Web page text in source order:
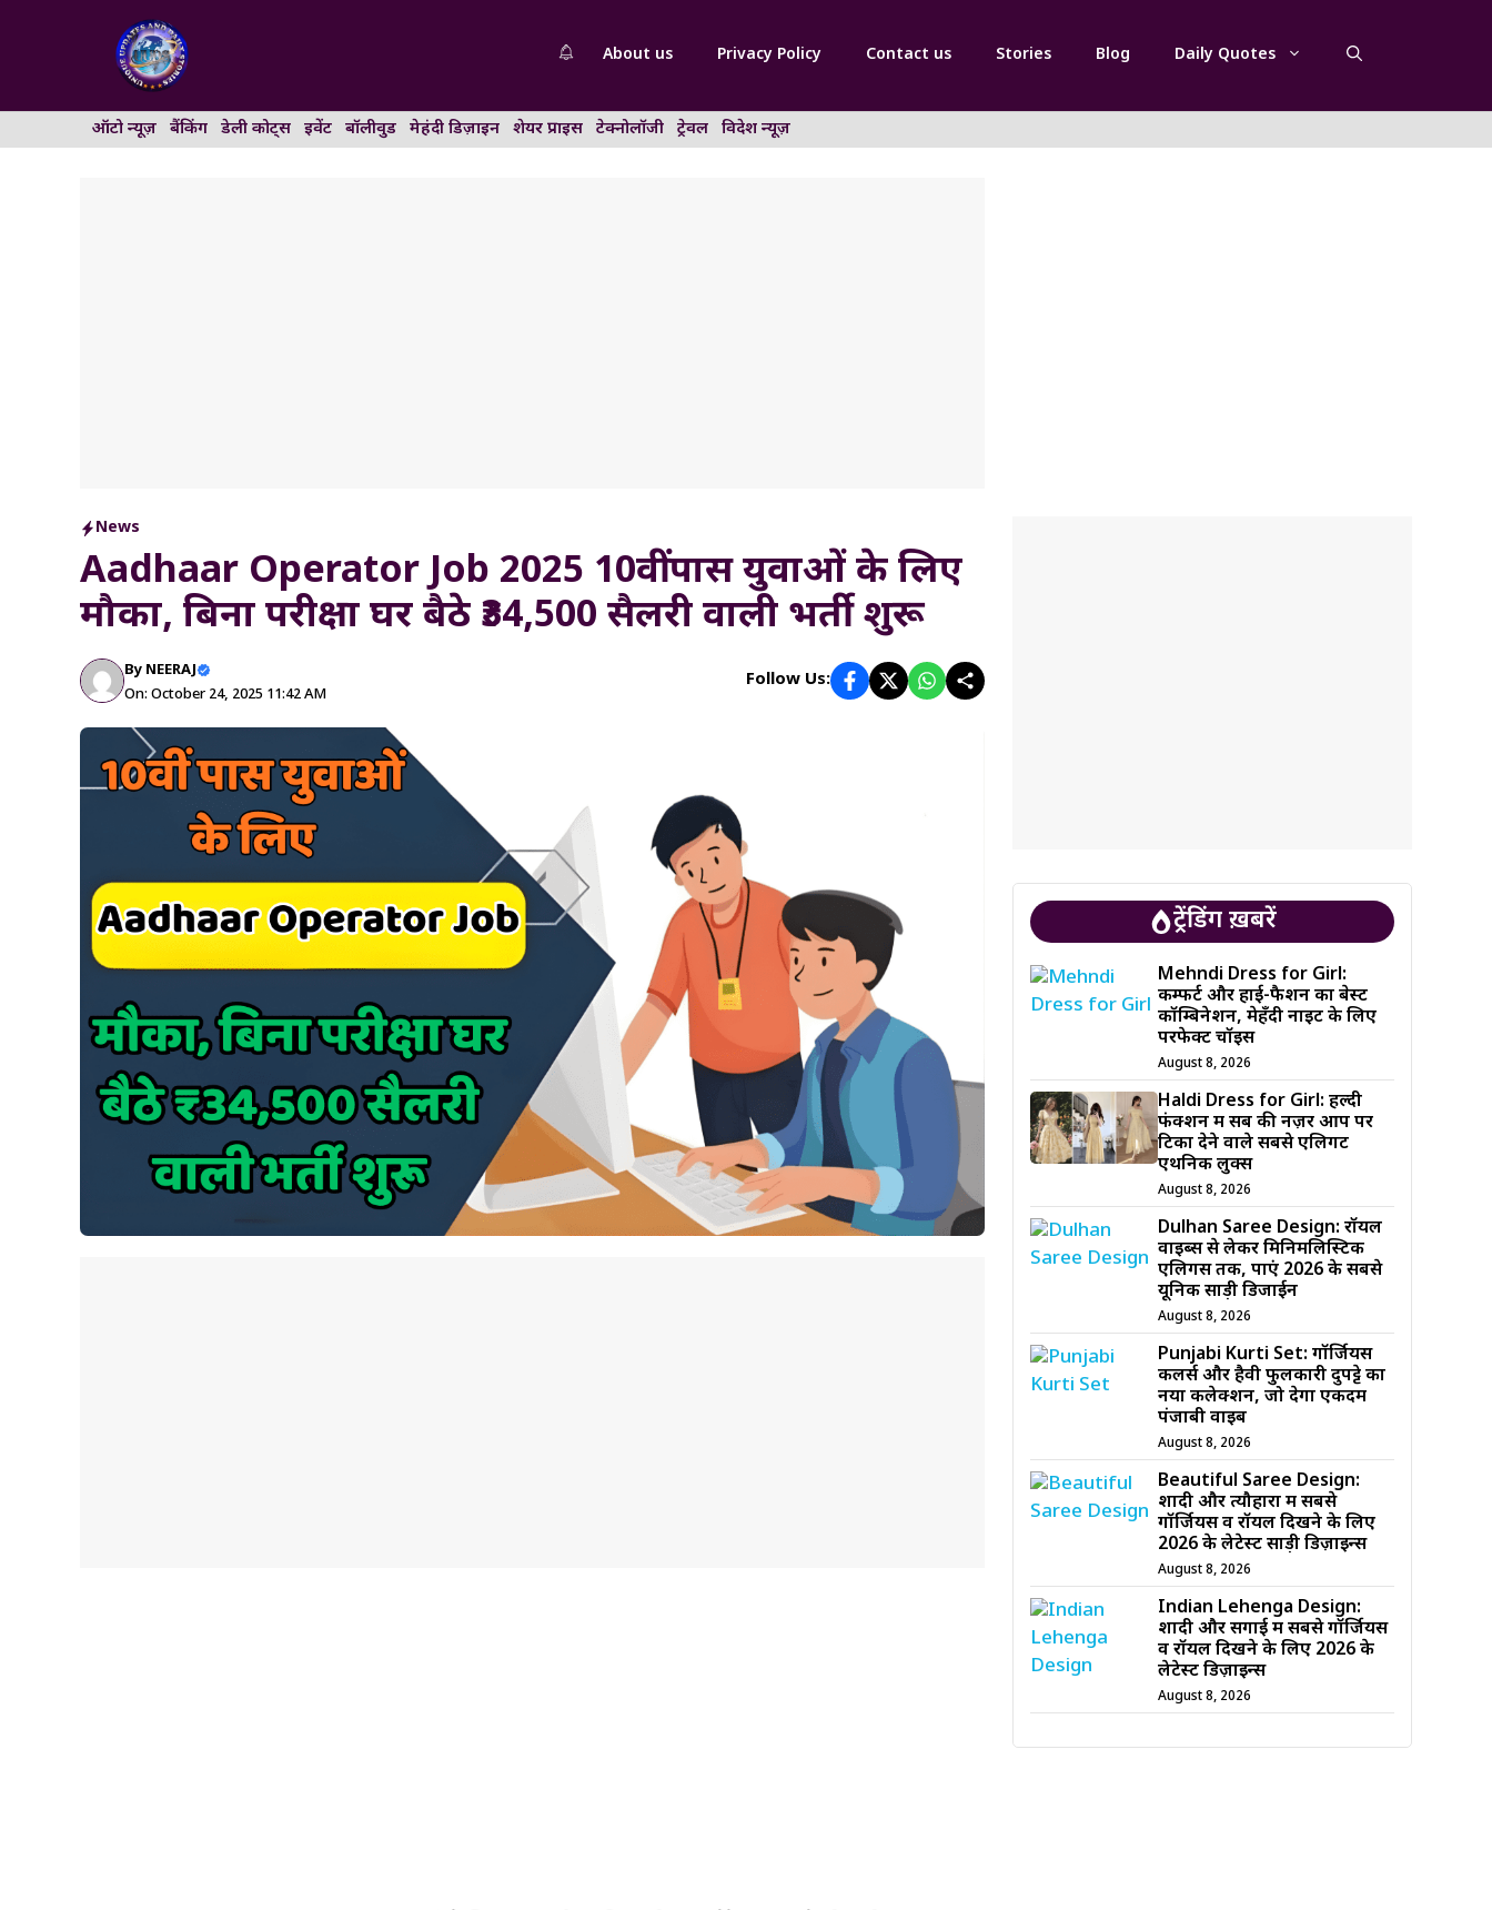
About us Privacy Policy Contact us Stories Blog Daily Quotes
ऑटो न्यूज़ बैंकिंग डेली कोट्स इवेंट बॉलीवुड मेहंदी डिज़ाइन शेयर प्राइस टेक्नोलॉजी ट्रेवल विदेश न्यूज़
News
Aadhaar Operator Job 2025 10वीं पास युवाओं के लिए
मौका, बिना परीक्षा घर बैठे ₹34,500 सैलरी वाली भर्ती शुरू
By NEERAJ
On: October 24, 2025 11:42 AM
Follow Us:
ट्रेंडिंग ख़बरें
Mehndi Dress for Girl:
कम्फर्ट और हाई-फैशन का बेस्ट
कॉम्बिनेशन, मेहँदी नाइट के लिए
परफेक्ट चॉइस
August 8, 2026
Haldi Dress for Girl: हल्दी
फंक्शन में सब की नज़रें आप पर
टिका देने वाले सबसे एलिगेंट
एथनिक लुक्स
August 8, 2026
Dulhan Saree Design: रॉयल
वाइब्स से लेकर मिनिमलिस्टिक
एलिगेंस तक, पाएं 2026 के सबसे
यूनिक साड़ी डिजाईन
August 8, 2026
Punjabi Kurti Set: गॉर्जियस
कलर्स और हैवी फुलकारी दुपट्टे का
नया कलेक्शन, जो देगा एकदम
पंजाबी वाइब
August 8, 2026
Beautiful Saree Design:
शादी और त्यौहारों में सबसे
गॉर्जियस व रॉयल दिखने के लिए
2026 के लेटेस्ट साड़ी डिज़ाइन्स
August 8, 2026
Indian Lehenga Design:
शादी और सगाई में सबसे गॉर्जियस
व रॉयल दिखने के लिए 2026 के
लेटेस्ट डिज़ाइन्स
August 8, 2026